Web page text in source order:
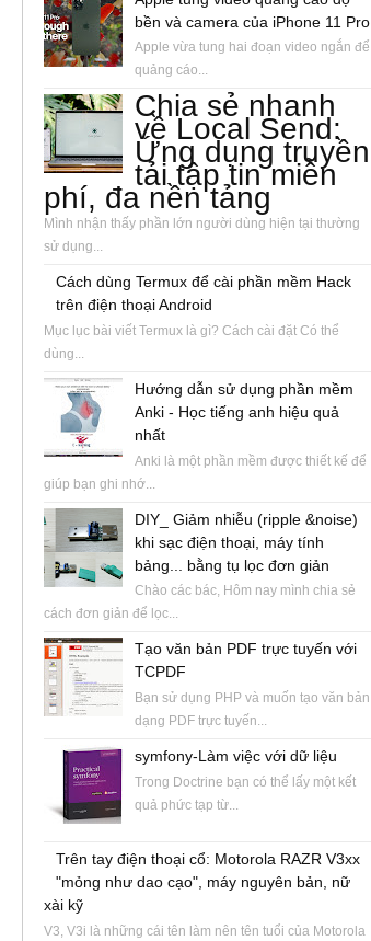
bền và camera của iPhone 11 Pro
Apple vừa tung hai đoạn video ngắn để
quảng cáo...
Chia sẻ nhanh
về Local Send:
Ứng dụng truyền
tải tập tin miễn
phí, đa nền tảng
Mình nhận thấy phần lớn người dùng hiện tại thường
sử dụng...
Cách dùng Termux để cài phần mềm Hack
trên điện thoại Android
Mục lục bài viết Termux là gì? Cách cài đặt Có thể
dùng...
Hướng dẫn sử dụng phần mềm
Anki - Học tiếng anh hiệu quả
nhất
Anki là một phần mềm được thiết kế để
giúp bạn ghi nhớ...
DIY_ Giảm nhiễu (ripple &noise)
khi sạc điện thoại, máy tính
bảng... bằng tụ lọc đơn giản
Chào các bác, Hôm nay mình chia sẻ
cách đơn giản để lọc...
Tạo văn bản PDF trực tuyến với
TCPDF
Bạn sử dụng PHP và muốn tạo văn bản
dạng PDF trực tuyến...
symfony-Làm việc với dữ liệu
Trong Doctrine bạn có thể lấy một kết
quả phức tạp từ...
Trên tay điện thoại cổ: Motorola RAZR V3xx
"mỏng như dao cạo", máy nguyên bản, nữ
xài kỹ
V3, V3i là những cái tên làm nên tên tuổi của Motorola